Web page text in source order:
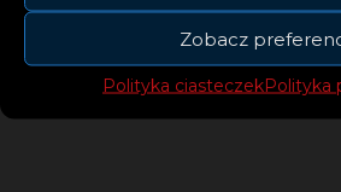
Zobacz
Polityka ciasteczekPolityka
nowej wersji ich klasyka
młodemu artyście kolejne
drogi sław.